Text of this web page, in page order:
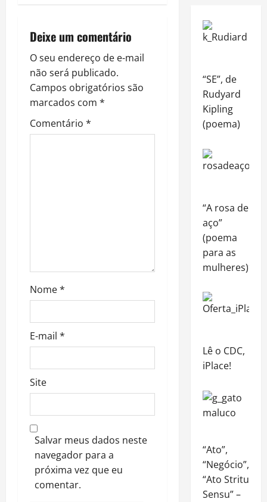
a
v
i
g
a
Deixe um comentário
O seu endereço de e-mail
não será publicado.
Campos obrigatórios são
marcados com *
Comentário *
Nome*
E-mail *
Site
Salvar meus dados neste
navegador para a
próxima vez que eu
comentar.
“SE”, de
Rudyard
Kipling
(poema)
“A rosa de
aço”
(poema
para as
mulheres)*
Lê o CDC,
iPlace!
“Ato”,
“Negócio”,
“Ato Stritu
Sensu” –